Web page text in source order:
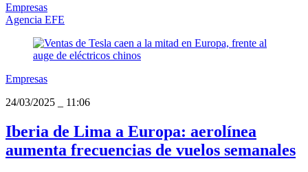
Empresas
Agencia EFE
Empresas
24/03/2025
11:06
Iberia de Lima a Europa: aerolínea
aumenta frecuencias de vuelos semanales